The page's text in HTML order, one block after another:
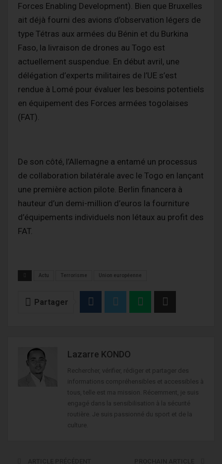
Forces Enabling Development). Bien que Bruxelles
ait déjà fourni des avions d’observation légers de
type Tétras aux armées du Bénin et du Burkina
Faso, la livraison de drones au Togo est
actuellement suspendue. En début avril, une
délégation d’experts militaires de l’UE s’est
rendue à Lomé pour évaluer les besoins potentiels
en équipement des Forces armées togolaises
(FAT).
De son côté, l’Allemagne a entamé un processus
de collaboration bilatérale avec le Togo en lançant
une première action pilote. Berlin financera à
hauteur d’un demi-million d’euros la fourniture
d’équipements individuels non létaux au profit des
FAT.
Actu Terrorisme Union européenne
Partager
Lazarre KONDO
Rechercher, vérifier, rédiger et partager des
informations compréhensibles et accessibles à
tous, telle est ma mission. Récemment, je suis
engagé dans la sensibilisation à la sécurité
routière. Je suis passionné du sport et de la
culture.